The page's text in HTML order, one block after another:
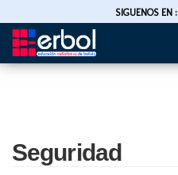
Pasar
SIGUENOS EN :
Seguridad